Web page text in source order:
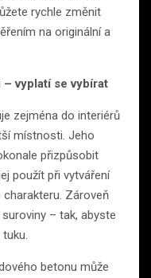
rychle změnit
na originální a
vyplatí se vybírat
zejména do interiérů
místnosti. Jeho
přizpůsobit
použít při vytváření
Zároveň
– tak, abyste
betonu může